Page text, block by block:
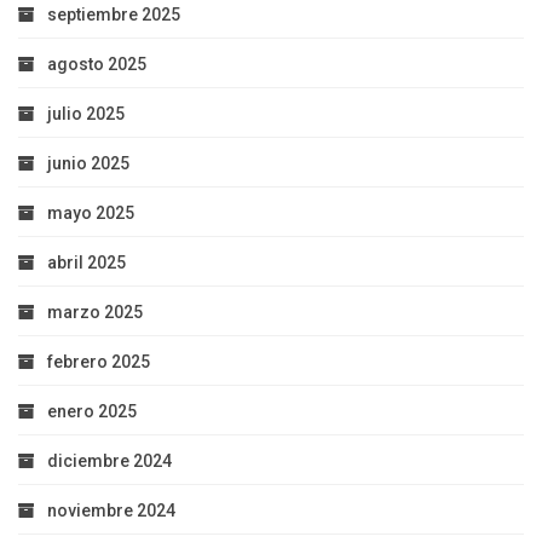
septiembre 2025
agosto 2025
julio 2025
junio 2025
mayo 2025
abril 2025
marzo 2025
febrero 2025
enero 2025
diciembre 2024
noviembre 2024